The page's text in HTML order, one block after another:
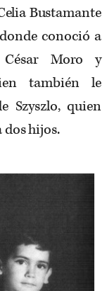
Bustamante
conoció a
César Moro y
también le
Szyszlo, quien
dos hijos.